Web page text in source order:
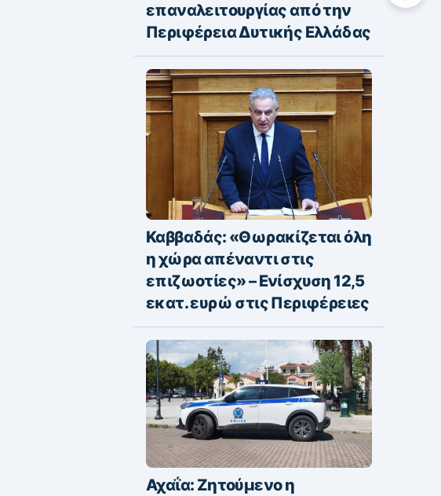
επαναλειτουργίας από την
Περιφέρεια Δυτικής Ελλάδας
Καββαδάς: «Θωρακίζεται όλη
η χώρα απέναντι στις
επιζωοτίες» – Ενίσχυση 12,5
εκατ. ευρώ στις Περιφέρειες
Αχαΐα: Ζητούμενο η